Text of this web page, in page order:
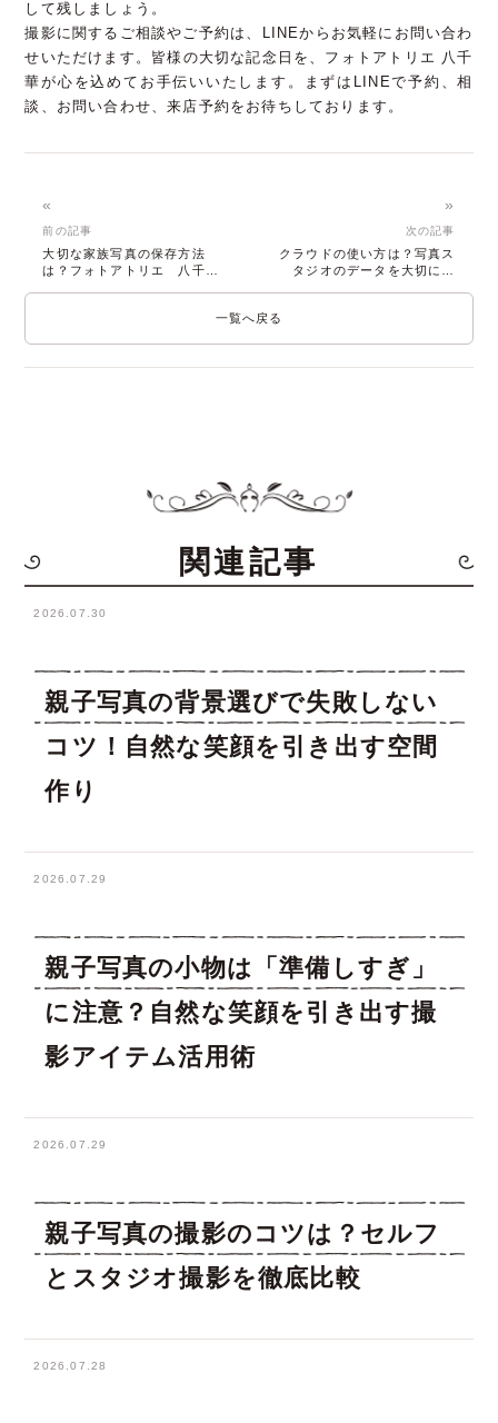
して残しましょう。
撮影に関するご相談やご予約は、LINEからお気軽にお問い合わ
せいただけます。皆様の大切な記念日を、フォトアトリエ 八千
華が心を込めてお手伝いいたします。まずはLINEで予約、相
談、お問い合わせ、来店予約をお待ちしております。
«
前の記事
大切な家族写真の保存方法
は？フォトアトリエ 八千華
一覧へ戻る
»
次の記事
クラウドの使い方は？写真ス
タジオのデータを大切に保
関連記事
2026.07.30
親子写真の背景選びで失敗しない
コツ！自然な笑顔を引き出す空間
作り
2026.07.29
親子写真の小物は「準備しすぎ」
に注意？自然な笑顔を引き出す撮
影アイテム活用術
2026.07.29
親子写真の撮影のコツは？セルフ
とスタジオ撮影を徹底比較
2026.07.28